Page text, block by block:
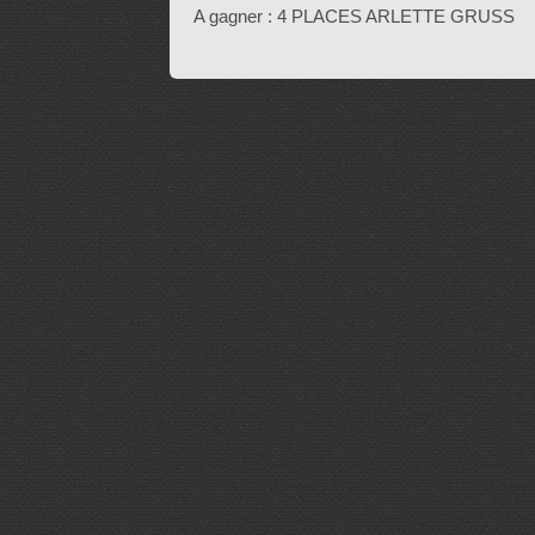
A gagner : 4 PLACES ARLETTE GRUSS